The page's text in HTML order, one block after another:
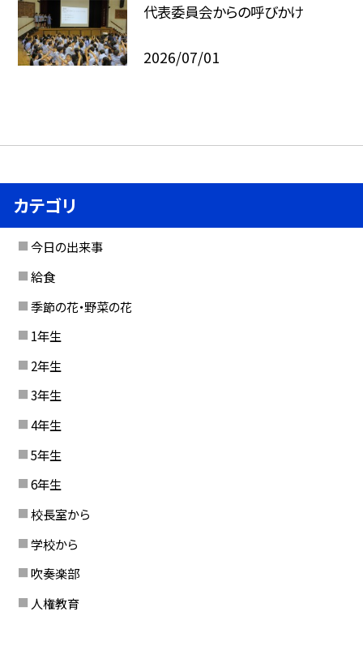
代表委員会からの呼びかけ
2026/07/01
カテゴリ
今日の出来事
給食
季節の花・野菜の花
1年生
2年生
3年生
4年生
5年生
6年生
校長室から
学校から
吹奏楽部
人権教育